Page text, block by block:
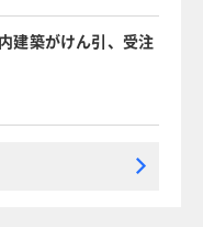
建築がけん引、受注